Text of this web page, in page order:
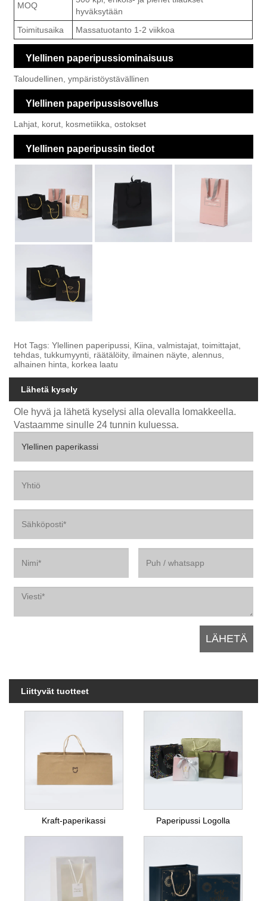
MOQ
hyväksytään
Toimitusaika
Massatuotanto 1-2 viikkoa
Ylellinen paperipussiominaisuus
Taloudellinen, ympäristöystävällinen
Ylellinen paperipussisovellus
Lahjat, korut, kosmetiikka, ostokset
Ylellinen paperipussin tiedot
Hot Tags: Ylellinen paperipussi, Kiina, valmistajat, toimittajat,
tehdas, tukkumyynti, räätälöity, ilmainen näyte, alennus,
alhainen hinta, korkea laatu
Lähetä kysely
Ole hyvä ja lähetä kyselysi alla olevalla lomakkeella.
Vastaamme sinulle 24 tunnin kuluessa.
Liittyvät tuotteet
Kraft-paperikassi Paperipussi Logolla